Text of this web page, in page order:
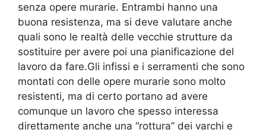
senza opere murarie. Entrambi hanno una
buona resistenza, ma si deve valutare anche
quali sono le realtà delle vecchie strutture da
sostituire per avere poi una pianificazione del
lavoro da fare.Gli infissi e i serramenti che sono
montati con delle opere murarie sono molto
resistenti, ma di certo portano ad avere
comunque un lavoro che spesso interessa
direttamente anche una “rottura” dei varchi e